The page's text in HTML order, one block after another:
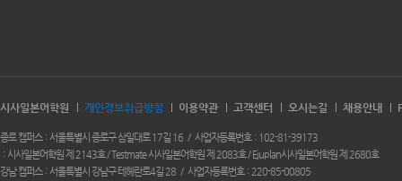
시사일본어학원 개인정보취급방침 이용약관 고객센터 오시는길 채용안내
종로 캠퍼스 서울특별시 종로구 삼일대로 17길 16 사업자등록번호
102-81-39173
시사일본어학원 제 2143호 / Testmate 시사일본어학원 제 2083호 / Ejuplan시사일본어학원 제 2680호
강남 캠퍼스
서울특별시 강남구 테헤란로4길 28 사업자등록번호
220-85-00805